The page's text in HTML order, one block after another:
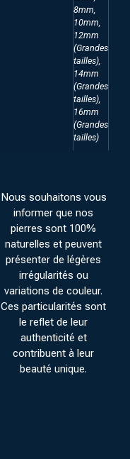
8mm,
10mm,
12mm
(Grandes
tailles),
14mm
(Grandes
tailles),
16mm
(Grandes
tailles)
Nous souhaitons vous
informer que nos
pierres sont 100%
naturelles et peuvent
présenter de légères
irrégularités ou
variations de couleur.
Ces particularités sont
le reflet de leur
authenticité et
contribuent à leur
beauté unique.